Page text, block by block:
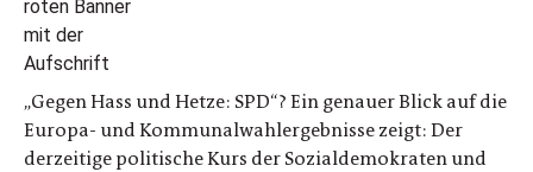
„Gegen Hass und Hetze: SPD“? Ein genauer Blick auf die
Europa- und Kommunalwahlergebnisse zeigt: Der
derzeitige politische Kurs der Sozialdemokraten und